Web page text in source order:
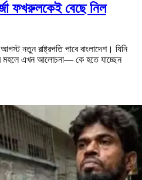
ফখরুলকেই বেছে নিল
নতুন রাষ্ট্রপতি পাবে বাংলাদেশ। যিনি
মহলে এখন আলোচনা— কে হতে যাচ্ছেন